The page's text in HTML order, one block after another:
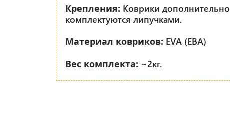
Крепления: Коврики дополнительно
комплектуются липучками.
Материал ковриков: EVA (ЕВА)
Вес комплекта: ~2кг.